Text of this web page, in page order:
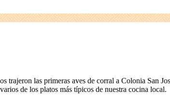
trajeron las primeras aves de corral a Colonia San
de los platos más típicos de nuestra cocina local.